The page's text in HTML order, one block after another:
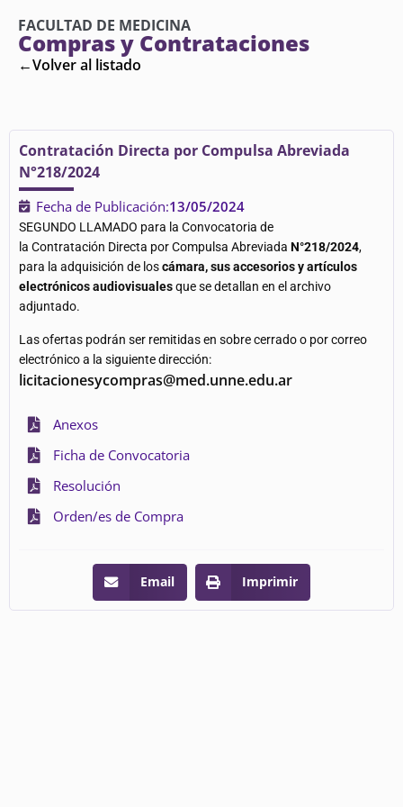
FACULTAD DE MEDICINA
Compras y Contrataciones
←Volver al listado
Contratación Directa por Compulsa Abreviada
N°218/2024
Fecha de Publicación:13/05/2024
SEGUNDO LLAMADO para la Convocatoria de
la Contratación Directa por Compulsa Abreviada N°218/2024,
para la adquisición de loscámara, sus accesorios y artículos
electrónicos audiovisualesque se detallan en el archivo
adjuntado.
Las ofertas podrán ser remitidas en sobre cerrado o por correo
electrónico a la siguiente dirección:
licitacionesycompras@med.unne.edu.ar
Anexos
Ficha de Convocatoria
Resolución
Orden/es de Compra
Email Imprimir